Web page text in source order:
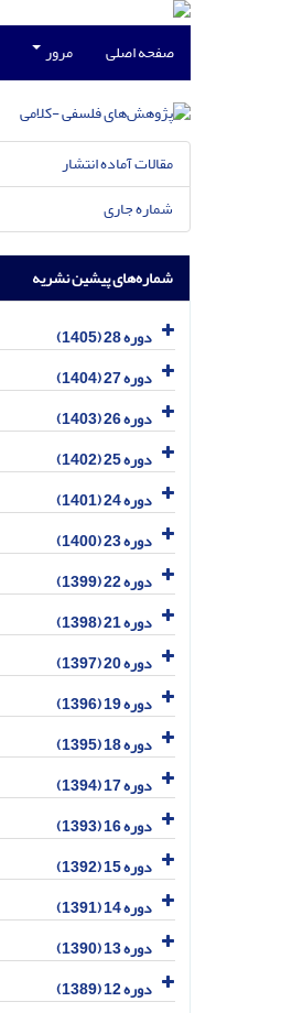
صفحه اصلی مرور
مقالات آماده انتشار
شماره جاری
شماره‌های پیشین نشریه
دوره 28 (1405)
دوره 27 (1404)
دوره 26 (1403)
دوره 25 (1402)
دوره 24 (1401)
دوره 23 (1400)
دوره 22 (1399)
دوره 21 (1398)
دوره 20 (1397)
دوره 19 (1396)
دوره 18 (1395)
دوره 17 (1394)
دوره 16 (1393)
دوره 15 (1392)
دوره 14 (1391)
دوره 13 (1390)
دوره 12 (1389)